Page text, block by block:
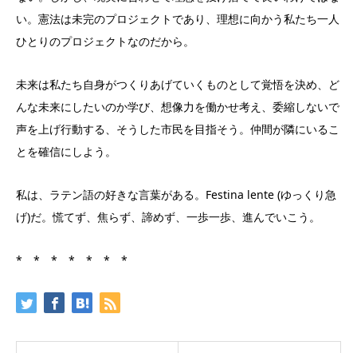
い。憲法は未完のプロジェクトであり、理想に向かう私たち一人
ひとりのプロジェクトなのだから。
未来は私たち自身がつくりあげていくものとして覚悟を決め、ど
んな未来にしたいのか学び、想像力を働かせ考え、委縮しないで
声を上げ行動する、そうした市民を目指そう。仲間が隣にいるこ
とを確信にしよう。
私は、ラテン語の好きな言葉がある。Festina lente (ゆっくり急
げ)だ。慌てず、焦らず、諦めず、一歩一歩、進んでいこう。
* * * * * * *